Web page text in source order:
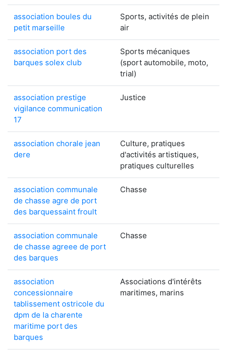
association boules du
petit marseille
Sports, activités de plein
air
association port des
barques solex club
Sports mécaniques
(sport automobile, moto,
trial)
association prestige
vigilance communication
17
Justice
association chorale jean
dere
Culture, pratiques
d'activités artistiques,
pratiques culturelles
association communale
de chasse agre de port
des barquessaint froult
Chasse
association communale
de chasse agreee de port
des barques
Chasse
association
concessionnaire
tablissement ostricole du
dpm de la charente
maritime port des
barques
Associations d'intérêts
maritimes, marins